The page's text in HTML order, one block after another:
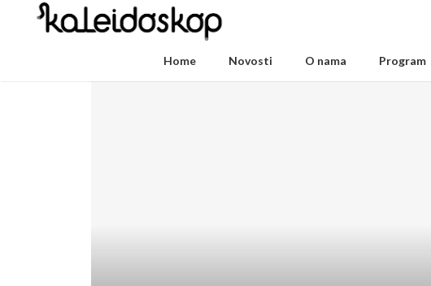
Home Novosti O nama Program